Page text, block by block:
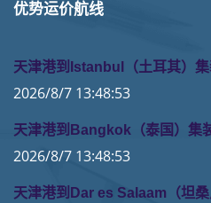
优势运价航线
天津港到Istanbul（土耳其）
2026/8/7 13:48:53
天津港到Bangkok（泰国）集
2026/8/7 13:48:53
天津港到Dar es Salaam（坦